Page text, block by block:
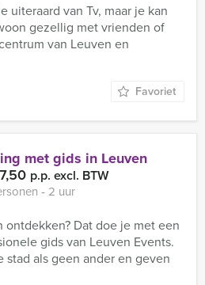
uiteraard van Tv, maar je kan
gezellig met vrienden of
van Leuven en
Favoriet
met gids in Leuven
p.p. excl. BTW
‐ 2 uur
Dat doe je met een
gids van Leuven Events.
als geen ander en geven